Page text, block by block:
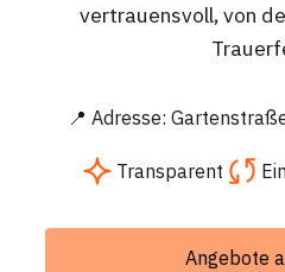
vertrauensvoll, von
📍 Adresse:
Transparent
Angebote